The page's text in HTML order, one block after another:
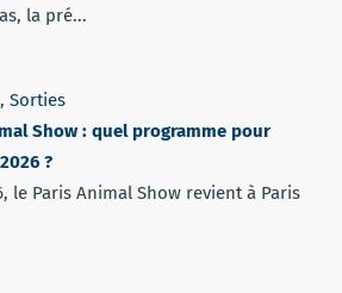
la pré...
, Sorties
Show : quel programme pour
?
le Paris Animal Show revient à Paris